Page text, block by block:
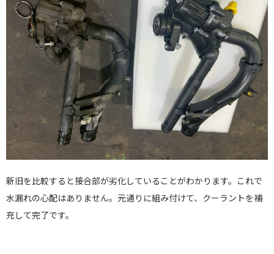
新旧を比較すると接合部が劣化していることがわかります。これで
水漏れの心配はありません。元通りに組み付けて、クーラントを補
充して完了です。